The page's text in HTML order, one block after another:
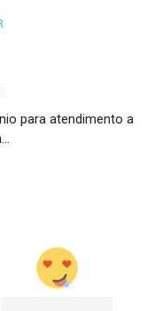
para atendimento a